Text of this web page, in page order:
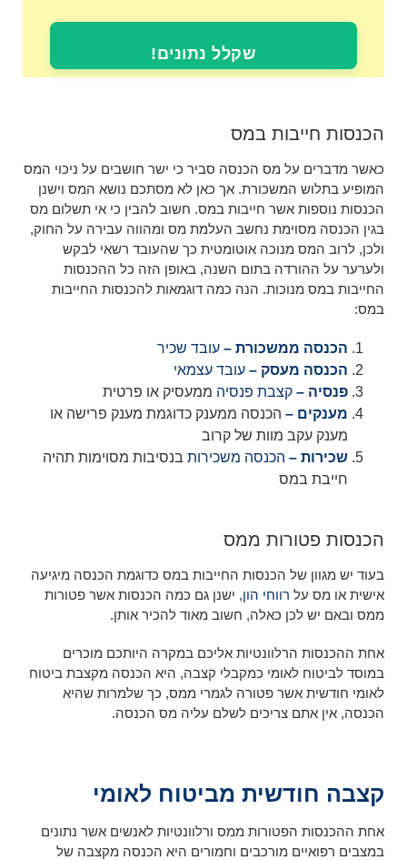
שקלל נתונים!
הכנסות חייבות במס
כאשר מדברים על מס הכנסה סביר כי ישר חושבים על ניכוי המס
המופיע בתלוש המשכורת. אך כאן לא מסתכם נושא המס וישנן
הכנסות נוספות אשר חייבות במס. חשוב להבין כי אי תשלום מס
בגין הכנסה מסוימת נחשב העלמת מס ומהווה עבירה על החוק,
ולכן, לרוב המס מנוכה אוטומטית כך שהעובד רשאי לבקש
ולערער על ההורדה בתום השנה, באופן הזה כל ההכנסות
החייבות במס מנוכות. הנה כמה דוגמאות להכנסות החייבות
במס:
הכנסה ממשכורת – עובד שכיר
הכנסה מעסק – עובד עצמאי
פנסיה – קצבת פנסיה ממעסיק או פרטית
מענקים – הכנסה ממענק כדוגמת מענק פרישה או
מענק עקב מוות של קרוב
שכירות – הכנסה משכירות בנסיבות מסוימות תהיה
חייבת במס
הכנסות פטורות ממס
בעוד יש מגוון של הכנסות החייבות במס כדוגמת הכנסה מיגיעה
אישית או מס על רווחי הון, ישנן גם כמה הכנסות אשר פטורות
ממס ובאם יש לכן כאלה, חשוב מאוד להכיר אותן.
אחת ההכנסות הרלוונטיות אליכם במקרה היותכם מוכרים
במוסד לביטוח לאומי כמקבלי קצבה, היא הכנסה מקצבת ביטוח
לאומי חודשית אשר פטורה לגמרי ממס, כך שלמרות שהיא
הכנסה, אין אתם צריכים לשלם עליה מס הכנסה.
קצבה חודשית מביטוח לאומי
אחת ההכנסות הפטורות ממס ורלוונטיות לאנשים אשר נתונים
במצבים רפואיים מורכבים וחמורים היא הכנסה מקצבה של